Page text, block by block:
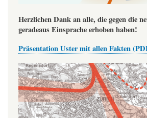
Herzlichen Dank an alle, die gegen die
geradeaus Einsprache erhoben haben!
Präsentation Uster mit allen Fakten